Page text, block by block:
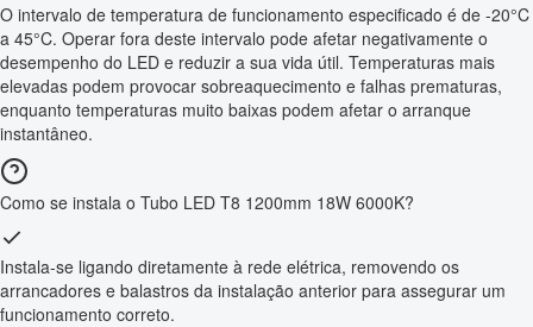
O intervalo de temperatura de funcionamento especificado é de -20°C
a 45°C. Operar fora deste intervalo pode afetar negativamente o
desempenho do LED e reduzir a sua vida útil. Temperaturas mais
elevadas podem provocar sobreaquecimento e falhas prematuras,
enquanto temperaturas muito baixas podem afetar o arranque
instantâneo.
Como se instala o Tubo LED T8 1200mm 18W 6000K?
Instala-se ligando diretamente à rede elétrica, removendo os
arrancadores e balastros da instalação anterior para assegurar um
funcionamento correto.